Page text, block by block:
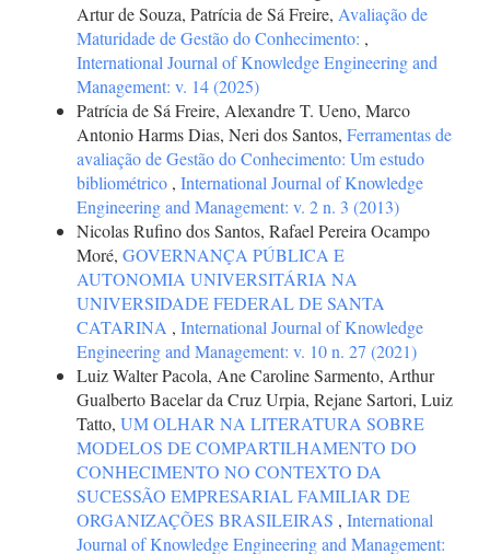
Artur de Souza, Patrícia de Sá Freire, Avaliação de
Maturidade de Gestão do Conhecimento: ,
International Journal of Knowledge Engineering and
Management: v. 14 (2025)
Patrícia de Sá Freire, Alexandre T. Ueno, Marco
Antonio Harms Dias, Neri dos Santos, Ferramentas de
avaliação de Gestão do Conhecimento: Um estudo
bibliométrico , International Journal of Knowledge
Engineering and Management: v. 2 n. 3 (2013)
Nicolas Rufino dos Santos, Rafael Pereira Ocampo
Moré, GOVERNANÇA PÚBLICA E
AUTONOMIA UNIVERSITÁRIA NA
UNIVERSIDADE FEDERAL DE SANTA
CATARINA , International Journal of Knowledge
Engineering and Management: v. 10 n. 27 (2021)
Luiz Walter Pacola, Ane Caroline Sarmento, Arthur
Gualberto Bacelar da Cruz Urpia, Rejane Sartori, Luiz
Tatto, UM OLHAR NA LITERATURA SOBRE
MODELOS DE COMPARTILHAMENTO DO
CONHECIMENTO NO CONTEXTO DA
SUCESSÃO EMPRESARIAL FAMILIAR DE
ORGANIZAÇÕES BRASILEIRAS , International
Journal of Knowledge Engineering and Management: